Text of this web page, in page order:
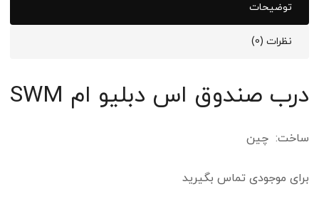
توضیحات
نظرات (0)
درب صندوق اس دبلیو ام SWM
ساخت: چین
برای موجودی تماس بگیرید